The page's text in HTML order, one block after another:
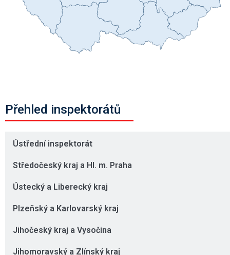
Přehled inspektorátů
Ústřední inspektorát
Středočeský kraj a Hl. m. Praha
Ústecký a Liberecký kraj
Plzeňský a Karlovarský kraj
Jihočeský kraj a Vysočina
Jihomoravský a Zlínský kraj